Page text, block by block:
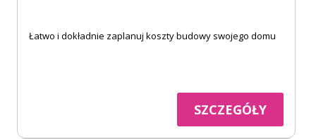
Łatwo i dokładnie zaplanuj koszty budowy swojego domu
SZCZEGÓŁY